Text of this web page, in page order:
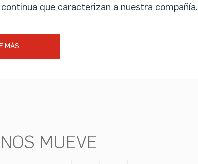
que caracterizan a nuestra compañía.
MÁS
MUEVE